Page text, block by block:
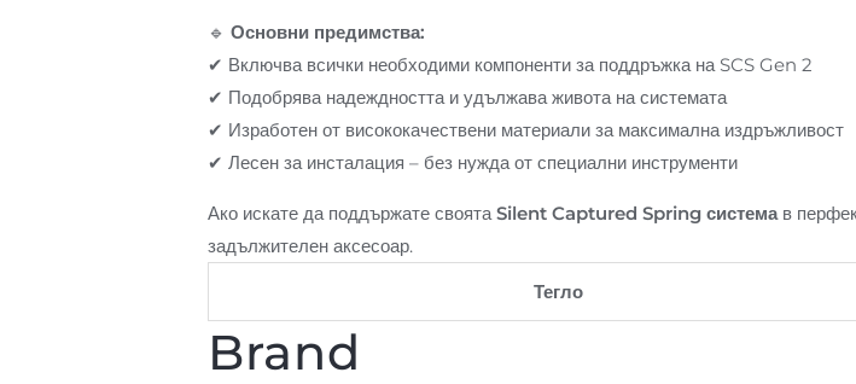
🔹Основни предимства:
✔ Включва всички необходими компоненти за поддръжка на SCS Gen 2
✔ Подобрява надеждността и удължава живота на системата
✔ Изработен от висококачествени материали за максимална издръжливост
✔ Лесен за инсталация – без нужда от специални инструменти
Ако искате да поддържате своятаSilent Captured Spring системав
задължителен аксесоар.
Тегло
Brand